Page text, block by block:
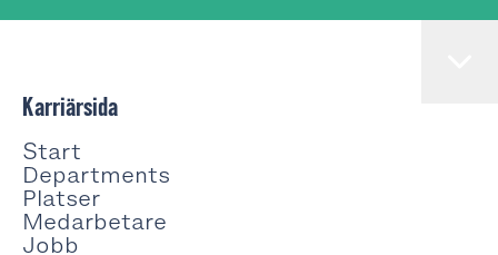
Karriärsida
Start
Departments
Platser
Medarbetare
Jobb